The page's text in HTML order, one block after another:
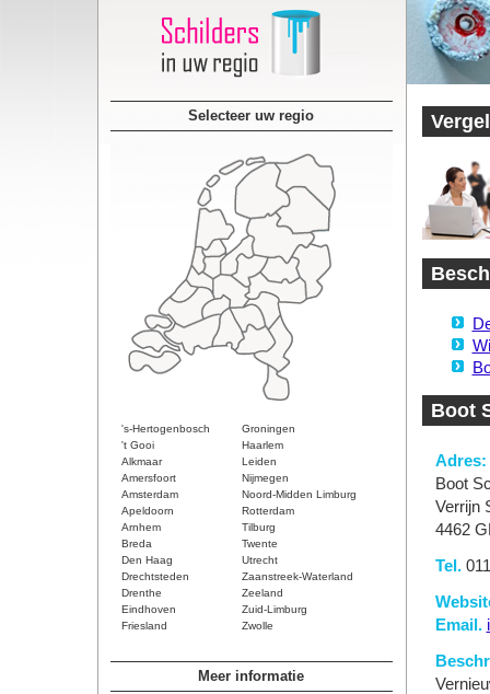
Selecteer uw regio
's-Hertogenbosch
Groningen
't Gooi
Haarlem
Alkmaar
Leiden
Amersfoort
Nijmegen
Amsterdam
Noord-Midden Limburg
Apeldoorn
Rotterdam
Arnhem
Tilburg
Breda
Twente
Den Haag
Utrecht
Drechtsteden
Zaanstreek-Waterland
Drenthe
Zeeland
Eindhoven
Zuid-Limburg
Friesland
Zwolle
Meer informatie
Boot
Adres:
Boot
Verrijn
4462
Tel.
Email.